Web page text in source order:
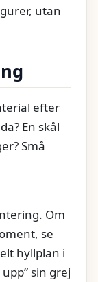
utan
efter
En skål
Små
Om
se
hyllplan i
sin grej